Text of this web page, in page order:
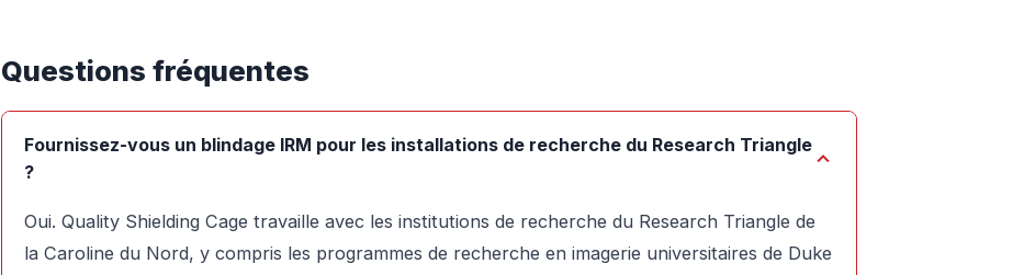
Questions fréquentes
Fournissez-vous un blindage IRM pour les installations de recherche du Research Triangle
?
Oui. Quality Shielding Cage travaille avec les institutions de recherche du Research Triangle de
la Caroline du Nord, y compris les programmes de recherche en imagerie universitaires de Duke